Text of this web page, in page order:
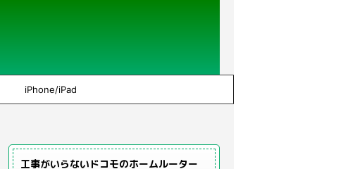
iPhone/iPad
工事がいらないドコモのホームルーター